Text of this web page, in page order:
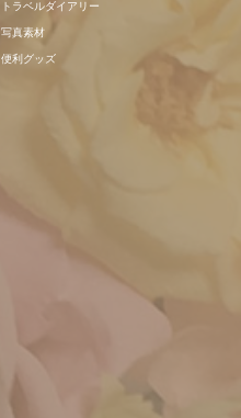
トラベルダイアリー
写真素材
便利グッズ